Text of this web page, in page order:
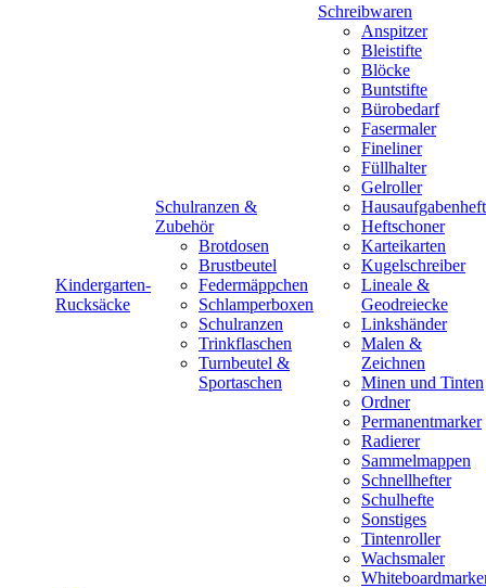
Kindergarten-
Rucksäcke
Schulranzen &
Zubehör
Brotdosen
Brustbeutel
Federmäppchen
Schlamperboxen
Schulranzen
Trinkflaschen
Turnbeutel &
Sportaschen
Schreibwaren
Anspitzer
Bleistifte
Blöcke
Buntstifte
Bürobedarf
Fasermaler
Fineliner
Füllhalter
Gelroller
Hausaufgabenheft
Heftschoner
Karteikarten
Kugelschreiber
Lineale &
Geodreiecke
Linkshänder
Malen &
Zeichnen
Minen und Tinten
Ordner
Permanentmarker
Radierer
Sammelmappen
Schnellhefter
Schulhefte
Sonstiges
Tintenroller
Wachsmaler